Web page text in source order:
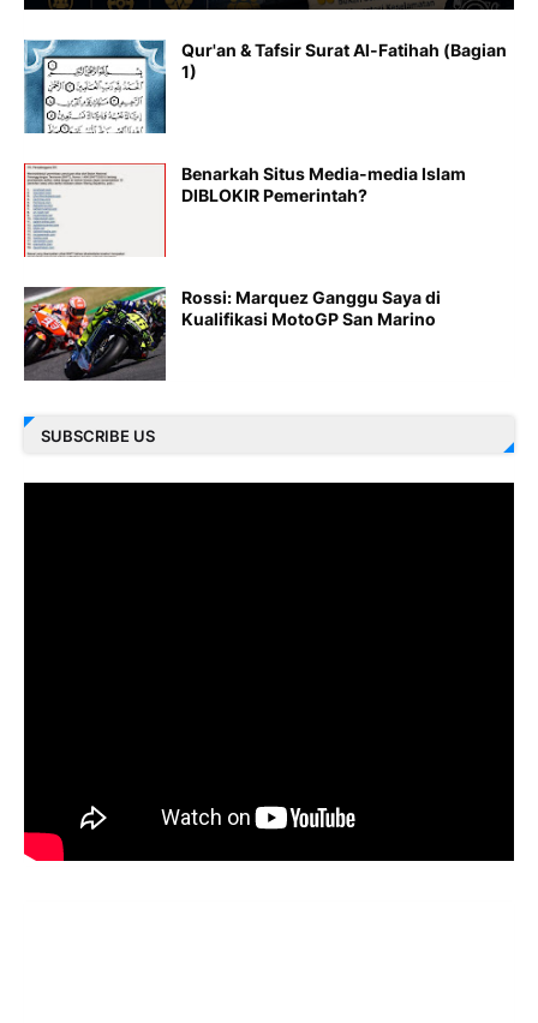
Qur'an & Tafsir Surat Al-Fatihah (Bagian
1)
Benarkah Situs Media-media Islam
DIBLOKIR Pemerintah?
Rossi: Marquez Ganggu Saya di
Kualifikasi MotoGP San Marino
SUBSCRIBE US